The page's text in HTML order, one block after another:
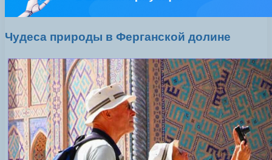
Чудеса природы в Ферганской долине